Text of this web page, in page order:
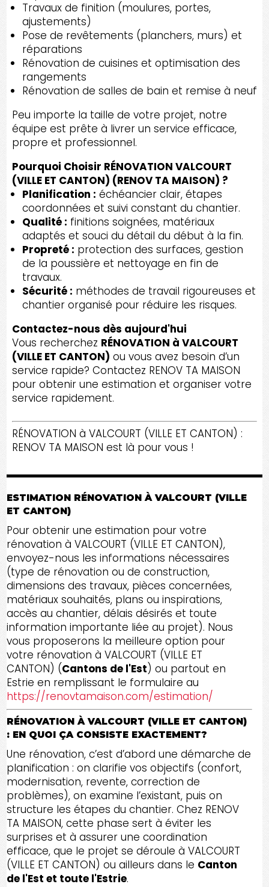
Travaux de finition (moulures, portes,
ajustements)
Pose de revêtements (planchers, murs) et
réparations
Rénovation de cuisines et optimisation des
rangements
Rénovation de salles de bain et remise à neuf
Peu importe la taille de votre projet, notre
équipe est prête à livrer un service efficace,
propre et professionnel.
Pourquoi Choisir RÉNOVATION VALCOURT
(VILLE ET CANTON) (RENOV TA MAISON) ?
Planification : échéancier clair, étapes
coordonnées et suivi constant du chantier.
Qualité : finitions soignées, matériaux
adaptés et souci du détail du début à la fin.
Propreté : protection des surfaces, gestion
de la poussière et nettoyage en fin de
travaux.
Sécurité : méthodes de travail rigoureuses et
chantier organisé pour réduire les risques.
Contactez-nous dès aujourd'hui
Vous recherchez RÉNOVATION à VALCOURT
(VILLE ET CANTON) ou vous avez besoin d’un
service rapide? Contactez RENOV TA MAISON
pour obtenir une estimation et organiser votre
service rapidement.
RÉNOVATION à VALCOURT (VILLE ET CANTON) :
RENOV TA MAISON est là pour vous !
ESTIMATION RÉNOVATION À VALCOURT (VILLE
ET CANTON)
Pour obtenir une estimation pour votre
rénovation à VALCOURT (VILLE ET CANTON),
envoyez-nous les informations nécessaires
(type de rénovation ou de construction,
dimensions des travaux, pièces concernées,
matériaux souhaités, plans ou inspirations,
accès au chantier, délais désirés et toute
information importante liée au projet). Nous
vous proposerons la meilleure option pour
votre rénovation à VALCOURT (VILLE ET
CANTON) (Cantons de l'Est) ou partout en
Estrie en remplissant le formulaire au
https://renovtamaison.com/estimation/
RÉNOVATION À VALCOURT (VILLE ET CANTON)
: EN QUOI ÇA CONSISTE EXACTEMENT?
Une rénovation, c’est d’abord une démarche de
planification : on clarifie vos objectifs (confort,
modernisation, revente, correction de
problèmes), on examine l’existant, puis on
structure les étapes du chantier. Chez RENOV
TA MAISON, cette phase sert à éviter les
surprises et à assurer une coordination
efficace, que le projet se déroule à VALCOURT
(VILLE ET CANTON) ou ailleurs dans le Canton
de l'Est et toute l'Estrie.